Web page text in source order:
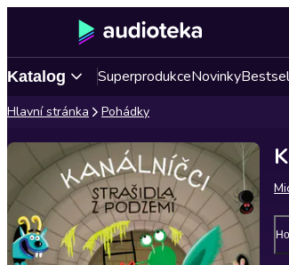
Katalog SuperprodukceNovinky
Hlavní stránka Pohádky